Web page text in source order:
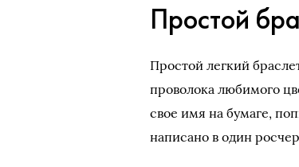
Простой
Простой легкий
проволока любимого
свое имя на бумаге,
написано в один